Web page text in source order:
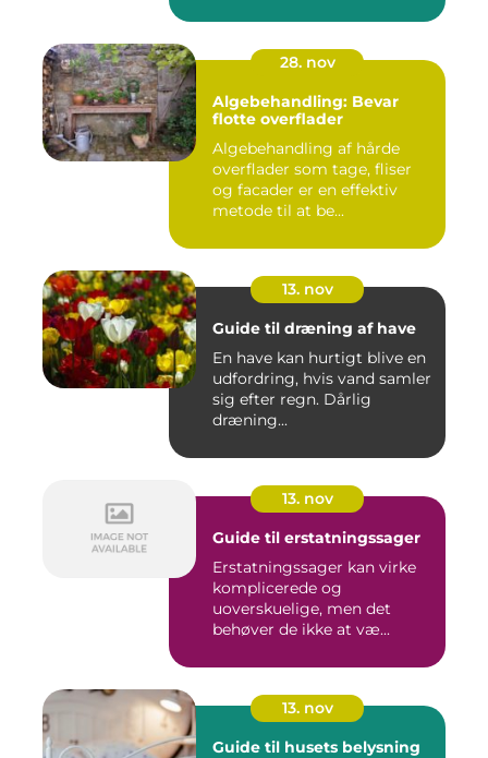
28. nov
Algebehandling: Bevar
flotte overflader
Algebehandling af hårde
overflader som tage, fliser
og facader er en effektiv
metode til at be...
13. nov
Guide til dræning af have
En have kan hurtigt blive en
udfordring, hvis vand samler
sig efter regn. Dårlig
dræning...
13. nov
Guide til erstatningssager
Erstatningssager kan virke
komplicerede og
uoverskuelige, men det
behøver de ikke at væ...
13. nov
Guide til husets belysning